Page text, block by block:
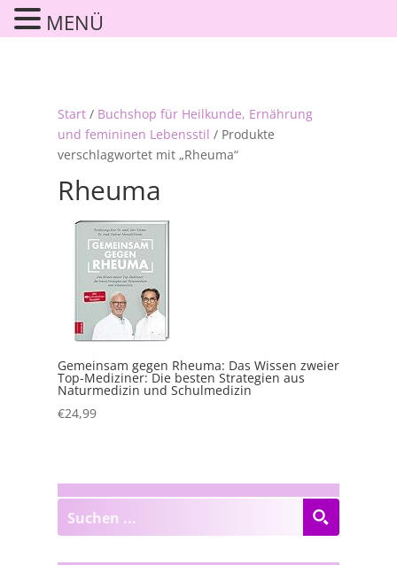
Start/ Buchshop für Heilkunde, Ernährung
und femininen Lebensstil / Produkte
verschlagwortet mit „Rheuma“
Rheuma
Gemeinsam gegen Rheuma: Das Wissen zweier
Top-Mediziner: Die besten Strategien aus
Naturmedizin und Schulmedizin
€24,99
MENÜ